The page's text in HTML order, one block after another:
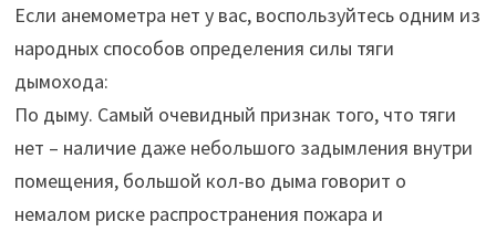
Если анемометра нет у вас, воспользуйтесь одним из
народных способов определения силы тяги
дымохода:
По дыму. Самый очевидный признак того, что тяги
нет – наличие даже небольшого задымления внутри
помещения, большой кол-во дыма говорит о
немалом риске распространения пожара и